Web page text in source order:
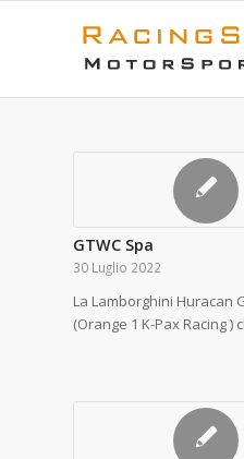
GTWC Spa
30 Luglio 2022
La Lamborghini Huracan
(Orange 1 K-Pax Racing )